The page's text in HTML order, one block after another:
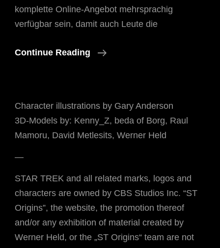
komplette Online-Angebot mehrsprachig
verfügbar sein, damit auch Leute die
Continue Reading
Origins
Character illustrations by Gary Anderson
3D-Models by: Kenny_Z, beda of Borg, Raul
Mamoru, David Metlesits, Werner Held
—
STAR TREK and all related marks, logos and
characters are owned by CBS Studios Inc. “ST
Origins”, the website, the promotion thereof
and/or any exhibition of material created by
Werner Held, or the „ST Origins“ team are not